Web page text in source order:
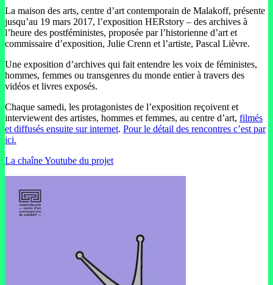
La maison des arts, centre d’art contemporain de Malakoff, présente
jusqu’au 19 mars 2017, l’exposition HERstory – des archives à
l’heure des postféministes, proposée par l’historienne d’art et
commissaire d’exposition, Julie Crenn et l’artiste, Pascal Lièvre.
Une exposition d’archives qui fait entendre les voix de féministes,
hommes, femmes ou transgenres du monde entier à travers des
vidéos et livres exposés.
Chaque samedi, les protagonistes de l’exposition reçoivent et
interviewent des artistes, hommes et femmes, au centre d’art, filmés
et diffusés ensuite sur internet. Pour le détail des rencontres c’est par
ici.
La chaîne Youtube du projet